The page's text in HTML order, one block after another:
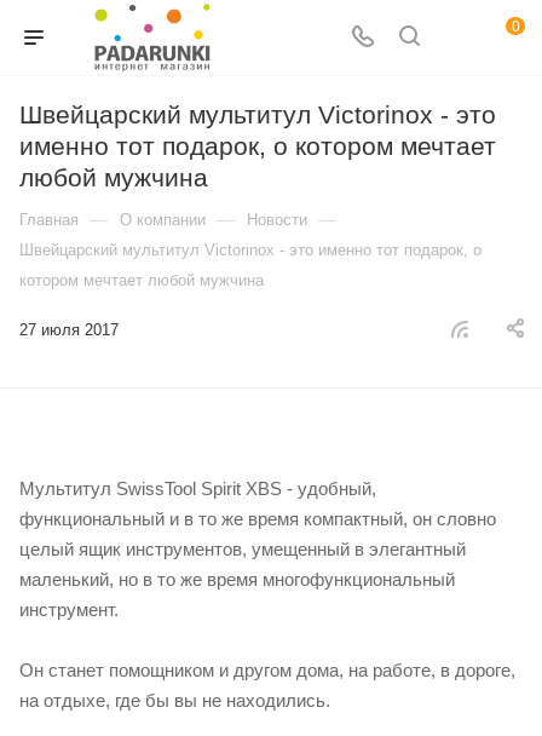
0
Швейцарский мультитул Victorinox - это
именно тот подарок, о котором мечтает
любой мужчина
Главная — О компании — Новости —
Швейцарский мультитул Victorinox - это именно тот подарок, о
котором мечтает любой мужчина
27 июля 2017
Мультитул SwissTool Spirit XBS - удобный,
функциональный и в то же время компактный, он словно
целый ящик инструментов, умещенный в элегантный
маленький, но в то же время многофункциональный
инструмент.
Он станет помощником и другом дома, на работе, в дороге,
на отдыхе, где бы вы не находились.